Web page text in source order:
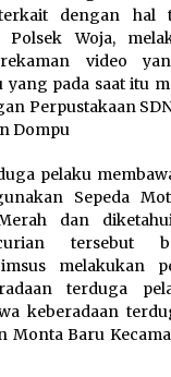
dengan hal
Polsek Woja,
video
yang pada saat itu
Perpustakaan
Dompu
pelaku
Sepeda
dan
tersebut
melakukan
terduga
keberadaan
Monta Baru